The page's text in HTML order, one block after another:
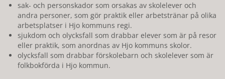
sak- och personskador som orsakas av skolelever och
andra personer, som gör praktik eller arbetstränar på olika
arbetsplatser i Hjo kommuns regi.
sjukdom och olycksfall som drabbar elever som är på resor
eller praktik, som anordnas av Hjo kommuns skolor.
olycksfall som drabbar förskolebarn och skolelever som är
folkbokförda i Hjo kommun.